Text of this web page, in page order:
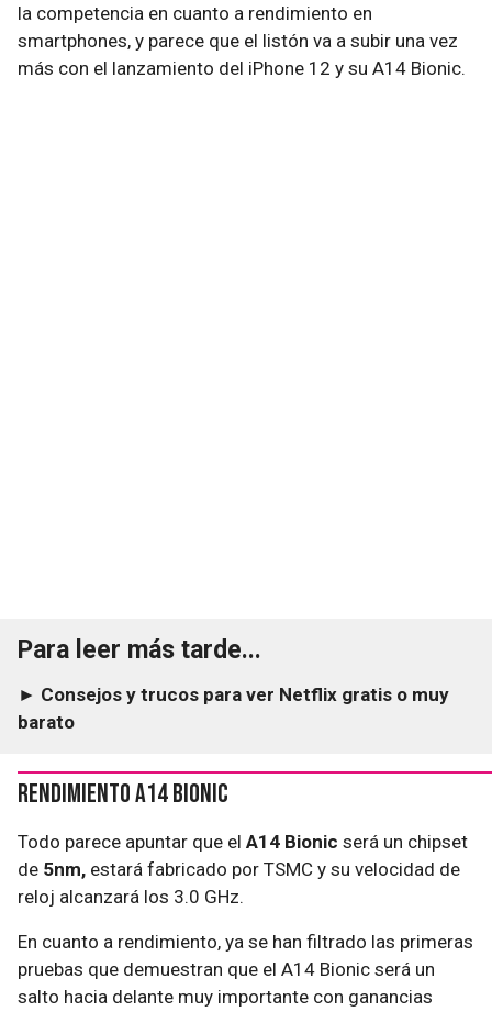
la competencia en cuanto a rendimiento en
smartphones, y parece que el listón va a subir una vez
más con el lanzamiento del iPhone 12 y su A14 Bionic.
Para leer más tarde...
► Consejos y trucos para ver Netflix gratis o muy
barato
Rendimiento A14 Bionic
Todo parece apuntar que el A14 Bionic será un chipset
de 5nm, estará fabricado por TSMC y su velocidad de
reloj alcanzará los 3.0 GHz.
En cuanto a rendimiento, ya se han filtrado las primeras
pruebas que demuestran que el A14 Bionic será un
salto hacia delante muy importante con ganancias